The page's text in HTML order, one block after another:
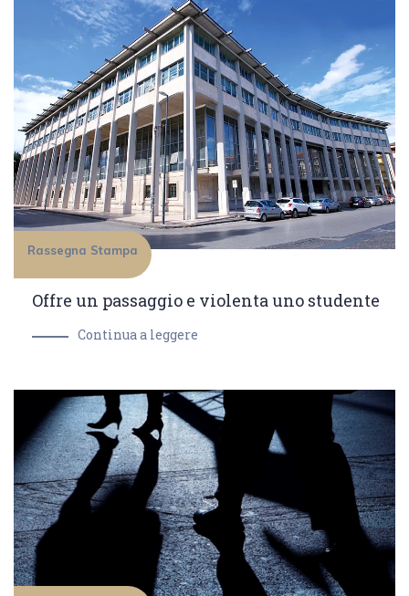
Rassegna Stampa
Offre un passaggio e violenta uno studente
Continua a leggere